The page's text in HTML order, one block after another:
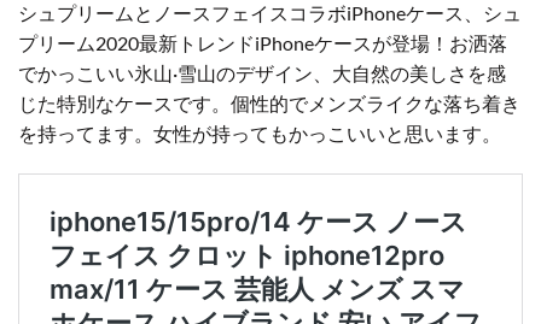
シュプリームとノースフェイスコラボiPhoneケース、シュ
プリーム2020最新トレンドiPhoneケースが登場！お洒落
でかっこいい氷山·雪山のデザイン、大自然の美しさを感
じた特別なケースです。個性的でメンズライクな落ち着き
を持ってます。女性が持ってもかっこいいと思います。